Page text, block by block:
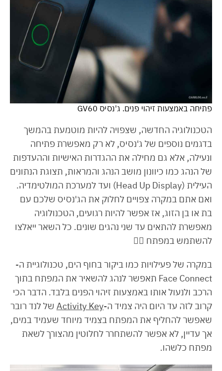
פתיחה באמצעות זיהוי פנים. ג'נסיס GV60
הטכנולוגיה החדשה, שצפויה להיות מוטמעת בהמשך
בדגמים נוספים של ג'נסיס, לא רק מאפשרת פתיחה
ונעילה, אלא גם מחילה את ההגדרות האישיות וההעדפות
של הנהג כמו כיוונון מושב הנהג והמראות, תצוגת הנתונים
העילית (Head Up Display) ועד למערכת המולטימדיה.
ואם אתם במקרה צפויים לחלוק את הג'נסיס שלכם עם
בת או בן הזוג, אז אפשר להיות רגועים, הטכנולוגיה
מאפשרת להתאים עד שני נהגים שונים. כל השאר ייאלצו
להשתמש במפתח 🤷‍♂️
במקרה של פעילויות כמו ביקור בחוף הים, טכנולוגיית ה-
Face Connect תאפשר לנהג להשאיר את המפתח בתוך
הרכב ולנעול אותו באמצעות זיהוי הפנים בלבד. הדבר הכי
קרוב לזה עד היום היה צמיד ה-Activity Key של לנד רובר
שאפשר להחליף את המפתח בצמיד מיוחד שעמיד במים,
אך עדיין, לא אפשר להשתחרר לחלוטין מהצורך לשאת
מפתח כלשהו.